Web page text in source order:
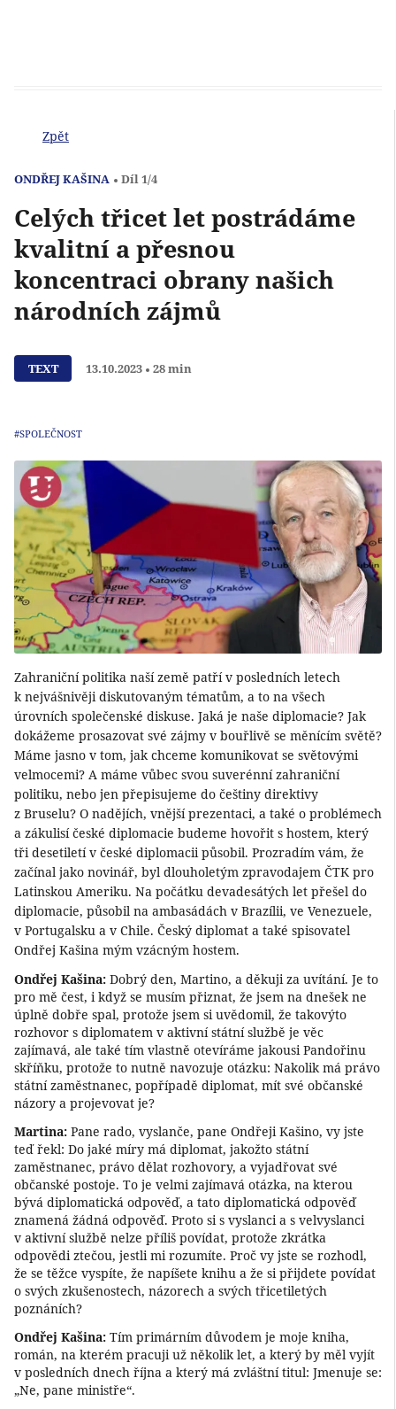
Zpět
ONDŘEJ KAŠINA Díl 1/4
Celých třicet let postrádáme
kvalitní a přesnou
koncentraci obrany našich
národních zájmů
TEXT 13.10.2023 28 min
#SPOLEČNOST
Zahraniční politika naší země patří v posledních letech
k nejvášnivěji diskutovaným tématům, a to na všech
úrovních společenské diskuse. Jaká je naše diplomacie? Jak
dokážeme prosazovat své zájmy v bouřlivě se měnícím světě?
Máme jasno v tom, jak chceme komunikovat se světovými
velmocemi? A máme vůbec svou suverénní zahraniční
politiku, nebo jen přepisujeme do češtiny direktivy
z Bruselu? O nadějích, vnější prezentaci, a také o problémech
a zákulisí české diplomacie budeme hovořit s hostem, který
tři desetiletí v české diplomacii působil. Prozradím vám, že
začínal jako novinář, byl dlouholetým zpravodajem ČTK pro
Latinskou Ameriku. Na počátku devadesátých let přešel do
diplomacie, působil na ambasádách v Brazílii, ve Venezuele,
v Portugalsku a v Chile. Český diplomat a také spisovatel
Ondřej Kašina mým vzácným hostem.
Ondřej Kašina: Dobrý den, Martino, a děkuji za uvítání. Je to
pro mě čest, i když se musím přiznat, že jsem na dnešek ne
úplně dobře spal, protože jsem si uvědomil, že takovýto
rozhovor s diplomatem v aktivní státní službě je věc
zajímavá, ale také tím vlastně otevíráme jakousi Pandořinu
skříňku, protože to nutně navozuje otázku: Nakolik má právo
státní zaměstnanec, popřípadě diplomat, mít své občanské
názory a projevovat je?
Martina: Pane rado, vyslanče, pane Ondřeji Kašino, vy jste
teď řekl: Do jaké míry má diplomat, jakožto státní
zaměstnanec, právo dělat rozhovory, a vyjadřovat své
občanské postoje. To je velmi zajímavá otázka, na kterou
bývá diplomatická odpověď, a tato diplomatická odpověď
znamená žádná odpověď. Proto si s vyslanci a s velvyslanci
v aktivní službě nelze příliš povídat, protože zkrátka
odpovědi ztečou, jestli mi rozumíte. Proč vy jste se rozhodl,
že se těžce vyspíte, že napíšete knihu a že si přijdete povídat
o svých zkušenostech, názorech a svých třicetiletých
poznáních?
Ondřej Kašina: Tím primárním důvodem je moje kniha,
román, na kterém pracuji už několik let, a který by měl vyjít
v posledních dnech října a který má zvláštní titul: Jmenuje se:
„Ne, pane ministře“.